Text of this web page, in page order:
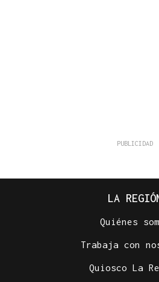
LA
Quiénes
Trabaja con
Quiosco La